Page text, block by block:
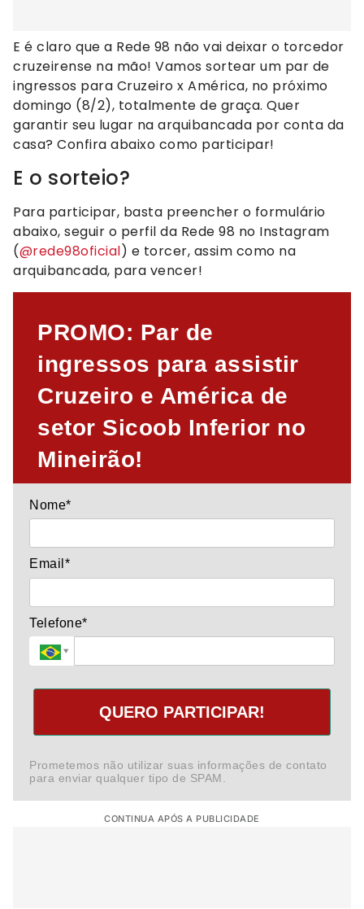
E é claro que a Rede 98 não vai deixar o torcedor
cruzeirense na mão! Vamos sortear um par de
ingressos para Cruzeiro x América, no próximo
domingo (8/2), totalmente de graça. Quer
garantir seu lugar na arquibancada por conta da
casa? Confira abaixo como participar!
E o sorteio?
Para participar, basta preencher o formulário
abaixo, seguir o perfil da Rede 98 no Instagram
(@rede98oficial) e torcer, assim como na
arquibancada, para vencer!
PROMO: Par de
ingressos para assistir
Cruzeiro e América de
setor Sicoob Inferior no
Mineirão!
Nome*
Email*
Telefone*
QUERO PARTICIPAR!
Prometemos não utilizar suas informações de contato
para enviar qualquer tipo de SPAM.
CONTINUA APÓS A PUBLICIDADE